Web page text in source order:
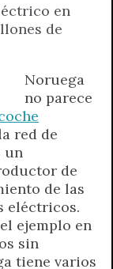
en
de
Noruega
no parece
red de
un
de
de las
eléctricos.
ejemplo en
sin
tiene varios